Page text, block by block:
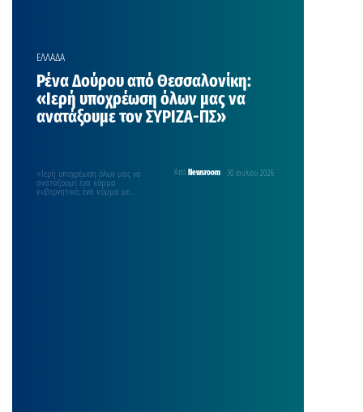
ΕΛΛΑΔΑ
Ρένα Δούρου από Θεσσαλονίκη:
«Ιερή υποχρέωση όλων μας να
ανατάξουμε τον ΣΥΡΙΖΑ-ΠΣ»
Από Newsroom 30 Ιουλίου 2026
«Ιερή υποχρέωση όλων μας να
ανατάξουμε ένα κόμμα
κυβερνητικό, ένα κόμμα με